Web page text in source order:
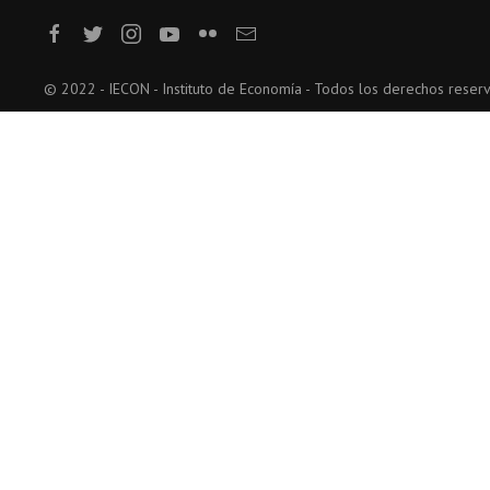
© 2022 - IECON - Instituto de Economía - Todos los derechos